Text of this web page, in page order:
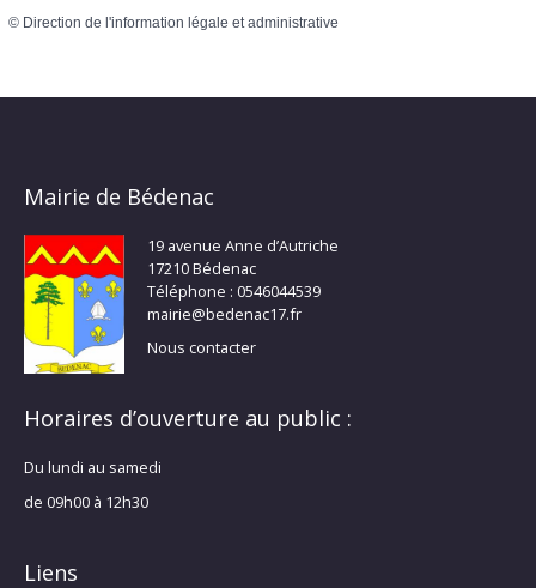
© Direction de l'information légale et administrative
Mairie de Bédenac
19 avenue Anne d’Autriche
17210 Bédenac
Téléphone : 0546044539
mairie@bedenac17.fr
Nous contacter
Horaires d’ouverture au public :
Du lundi au samedi
de 09h00 à 12h30
Liens